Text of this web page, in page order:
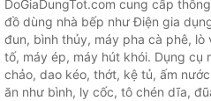
DoGiaDungTot.com cung cấp
đồ dùng nhà bếp như Điện gia
đun, bình thủy, máy pha cà phê, lò
tố, máy ép, máy hút khói. Dụng cụ
chảo, dao kéo, thớt, kệ tủ, ấm
ăn như bình, ly cốc, tô chén dĩa,